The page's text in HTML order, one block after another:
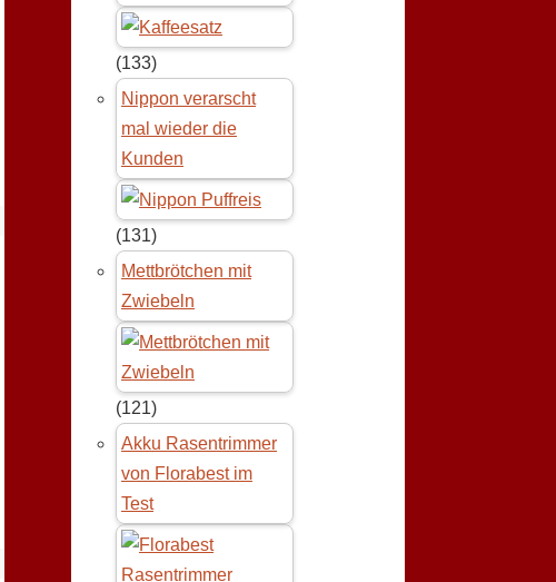
(133)
Nippon verarscht
mal wieder die
Kunden
(131)
Mettbrötchen mit
Zwiebeln
(121)
Akku Rasentrimmer
von Florabest im
Test